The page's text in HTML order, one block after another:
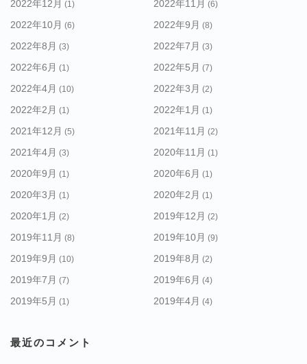
2022年12月 (1) 2022年11月 (6)
2022年10月 (6) 2022年9月 (8)
2022年8月 (3) 2022年7月 (3)
2022年6月 (1) 2022年5月 (7)
2022年4月 (10) 2022年3月 (2)
2022年2月 (1) 2022年1月 (1)
2021年12月 (5) 2021年11月 (2)
2021年4月 (3) 2020年11月 (1)
2020年9月 (1) 2020年6月 (1)
2020年3月 (1) 2020年2月 (1)
2020年1月 (2) 2019年12月 (2)
2019年11月 (8) 2019年10月 (9)
2019年9月 (10) 2019年8月 (2)
2019年7月 (7) 2019年6月 (4)
2019年5月 (1) 2019年4月 (4)
最近のコメント